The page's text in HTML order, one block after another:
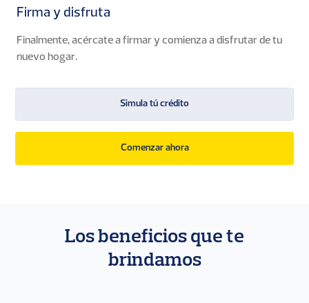
Firma y disfruta
Finalmente, acércate a firmar y comienza a disfrutar de tu
nuevo hogar.
Simula tú crédito
Comenzar ahora
Los beneficios que te
brindamos